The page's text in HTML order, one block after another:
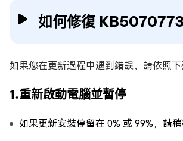
如何修復
如果您在更新過程中遇到錯誤，請依照下
1.重新啟動電腦並暫停
如果更新安裝停留在 0% 或 99%，請稍